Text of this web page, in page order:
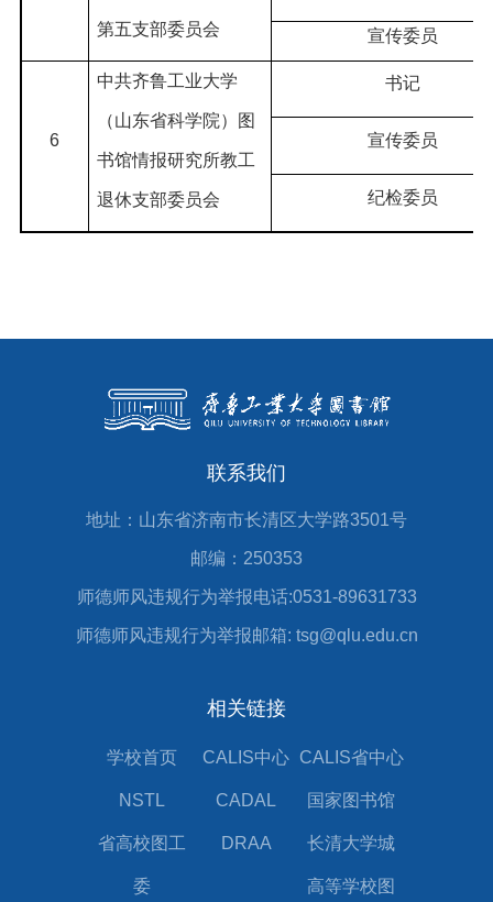
第五支部委员会 宣传委员
6
中共齐鲁工业大学
（山东省科学院）图
书馆情报研究所教工
退休支部委员会
书记
宣传委员
纪检委员
联系我们
地址：山东省济南市长清区大学路3501号
邮编：250353
师德师风违规行为举报电话:0531-89631733
师德师风违规行为举报邮箱: tsg@qlu.edu.cn
相关链接
学校首页 CALIS中心 CALIS省中心
NSTL CADAL 国家图书馆
省高校图工
委
DRAA 长清大学城
高等学校图